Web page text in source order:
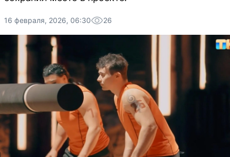
16 февраля, 2026, 06:30 26